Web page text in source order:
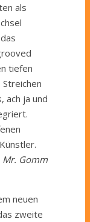
als
tiefen
ach ja und
Mr. Gomm
neuen
zweite